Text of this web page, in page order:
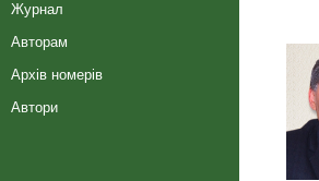
Журнал
Авторам
Архів номерів
Автори